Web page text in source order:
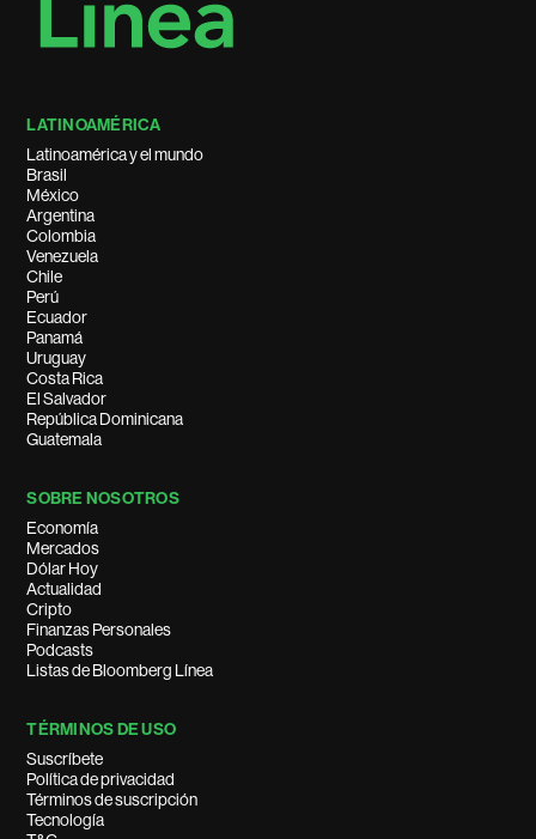
LATINOAMÉRICA
Latinoamérica y el mundo
Brasil
México
Argentina
Colombia
Venezuela
Chile
Perú
Ecuador
Panamá
Uruguay
Costa Rica
El Salvador
República Dominicana
Guatemala
SOBRE NOSOTROS
Economía
Mercados
Dólar Hoy
Actualidad
Cripto
Finanzas Personales
Podcasts
Listas de Bloomberg Línea
TÉRMINOS DE USO
Suscríbete
Política de privacidad
Términos de suscripción
Tecnología